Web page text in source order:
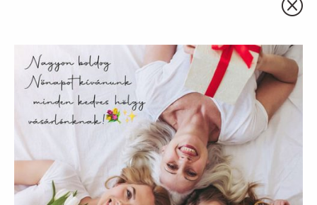
Q
Weboldalunkon „cookie"-kat (továbbiakban „süti")
alkalmazunk. Ezek olyan fájlok, melyek információt tárolnak
webes böngészőjében. Ehhez az Ön hozzájárulása
szükséges.
A „sütiket" az elektronikus hírközlésről szóló 2003. évi C.
törvény, az elektronikus kereskedelmi szolgáltatások, az
információs társadalommal összefüggő szolgáltatások
egyes kérdéseiről szóló 2001. évi CVIII. törvény, valamint az
Európai Unió előírásainak megfelelően használjuk. Azon